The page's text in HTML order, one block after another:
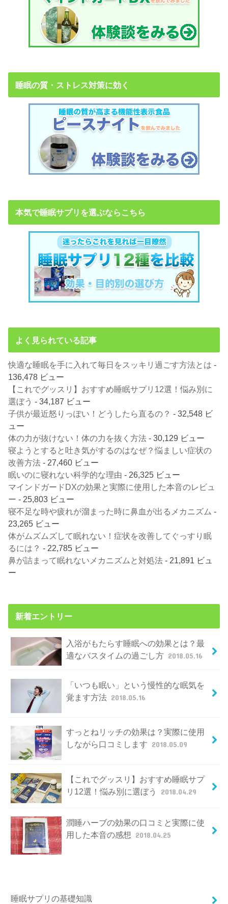
睡眠の質・ストレス対策に効く
本気で睡眠サプリを選ぶならこちら
よく見られている記事
快適な睡眠を手に入れて毎日をスッキリ過ごす方法とは -
136,478 ビュー
【これでグッスリ】おすすめ睡眠サプリ12選！悩み別に
選ぼう - 34,187 ビュー
子供が最近怒りっぽい！どうしたら直るの？ - 32,548 ビ
ュー
体の力が抜けない！体の力を抜く方法 - 30,129 ビュー
寝ようとすると吐き気がするのはなぜ？悩ましい症状の
改善方法 - 27,460 ビュー
眠いのに寝れない科学的な理由 - 26,325 ビュー
マインドガードDXの効果と実際に使用した本音のレビュ
ー - 25,803 ビュー
寝不足な時や疲れが溜まった時に鼻血が出るメカニズム -
23,265 ビュー
体がムズムズして眠れない！症状を改善してぐっすり眠
るには？ - 22,785 ビュー
鼻が詰まって眠れないメカニズムと対処法 - 21,891 ビュ
ー
新着エントリー
入浴がもたらす睡眠への効果とは？最
適なバスタイムの過ごし方 2018.05.16
「いつも眠い」という慢性的な眠気を
覚ます方法 2018.05.16
すっとねリッチの効果は？実際に使用
しながら口コミします 2018.05.09
【これでグッスリ】おすすめ睡眠サプ
リ12選！悩み別に選ぼう
2018.04.29
潤睡ハーブの効果の口コミと実際に使
用した本音の感想 2018.04.25
睡眠サプリの基礎知識